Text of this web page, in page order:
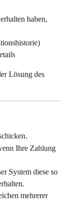
haben,
Lösung des
Ihre Zahlung
System diese so
mehrerer